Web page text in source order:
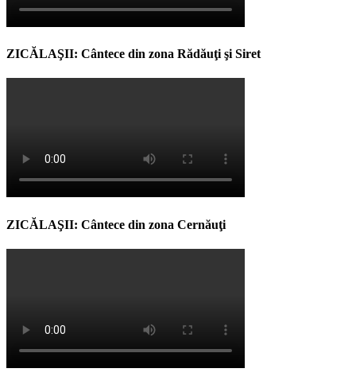
ZICĂLAŞII: Cântece din zona Rădăuţi şi Siret
ZICĂLAŞII: Cântece din zona Cernăuţi